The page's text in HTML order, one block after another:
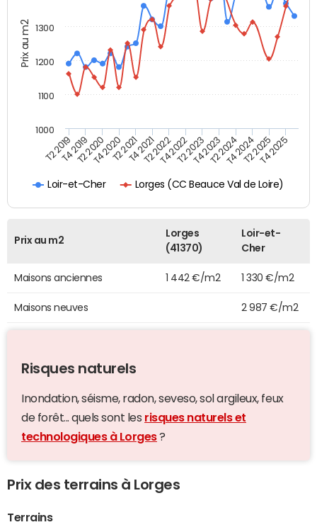
Prix au m2
Loir-et-Cher Lorges (CC Beauce Val de Loire)
T2 2019T4 2019T2 2020T4 2020T2 2021T4 2021T2 2022T4 2022T2 2023T4 2023T2 2024T4 2024T2 2025T4 2025
1000
1100
1200
1300
Prix au m2
Lorges
(41370)
Loir-et-
Cher
Maisons anciennes 1 442 €/m2 1 330 €/m2
Maisons neuves 2 987 €/m2
Risques naturels
Inondation, séisme, radon, seveso, sol argileux, feux
de forêt... quels sont les risques naturels et
technologiques à Lorges?
Prix des terrains à Lorges
Terrains